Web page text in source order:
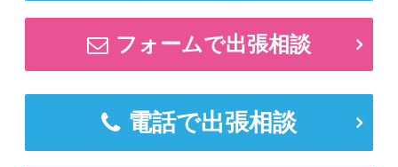
フォームで出張相談
電話で出張相談